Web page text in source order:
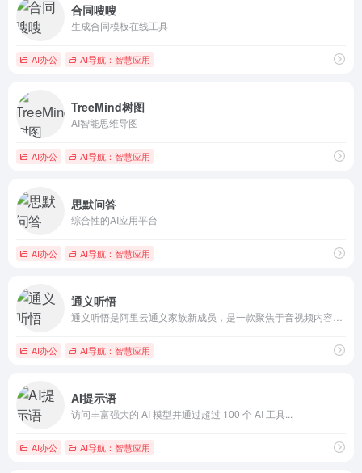
合同嗖嗖
生成合同模板在线工具
AI办公 AI导航：智慧应用
TreeMind树图
AI智能思维导图
AI办公 AI导航：智慧应用
思默问答
综合性的AI应用平台
AI办公 AI导航：智慧应用
通义听悟
AI办公 AI导航：智慧应用
AI提示语
访问丰富强大的 AI 模型并通过超过 100 个 AI 工具...
AI办公 AI导航：智慧应用